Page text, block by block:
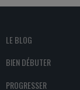
LE BLOG
BIEN DÉBUTER
PROGRESSER